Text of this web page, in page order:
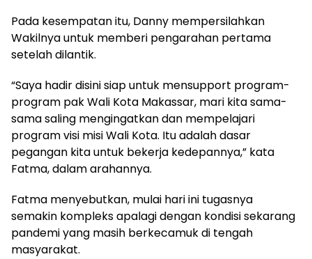
Pada kesempatan itu, Danny mempersilahkan
Wakilnya untuk memberi pengarahan pertama
setelah dilantik.
“Saya hadir disini siap untuk mensupport program-
program pak Wali Kota Makassar, mari kita sama-
sama saling mengingatkan dan mempelajari
program visi misi Wali Kota. Itu adalah dasar
pegangan kita untuk bekerja kedepannya,” kata
Fatma, dalam arahannya.
Fatma menyebutkan, mulai hari ini tugasnya
semakin kompleks apalagi dengan kondisi sekarang
pandemi yang masih berkecamuk di tengah
masyarakat.